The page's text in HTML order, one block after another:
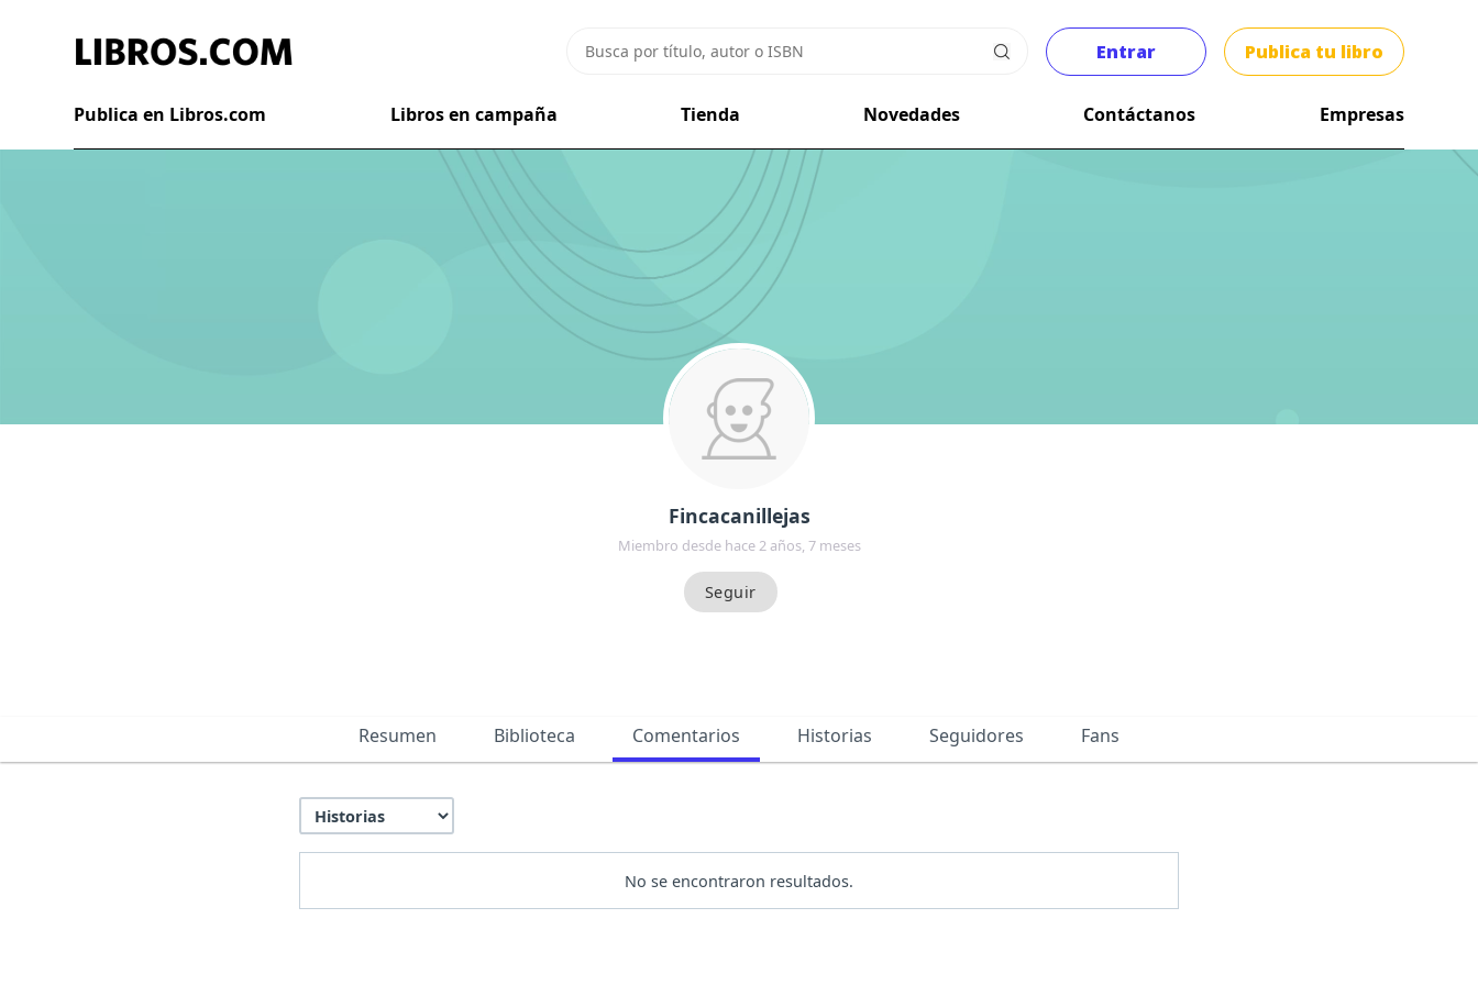
Entrar Publica tu libro
Publica en Libros.com Libros en campaña Tienda Novedades Contáctanos Empresas
Fincacanillejas
Miembro desde hace 2 años, 7 meses
Resumen Biblioteca Comentarios Historias Seguidores Fans
No se encontraron resultados.